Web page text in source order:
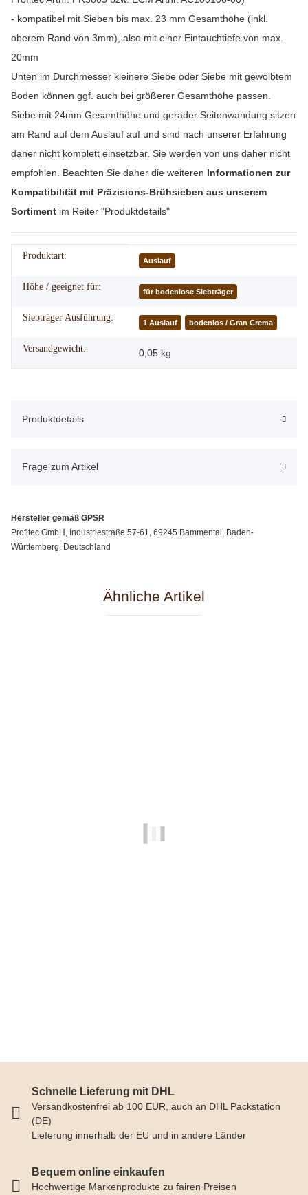
- kompatibel mit Sieben bis max. 23 mm Gesamthöhe (inkl.
oberem Rand von 3mm), also mit einer Eintauchtiefe von max.
20mm
Unten im Durchmesser kleinere Siebe oder Siebe mit gewölbtem
Boden können ggf. auch bei größerer Gesamthöhe passen.
Siebe mit 24mm Gesamthöhe und gerader Seitenwandung sitzen
am Rand auf dem Auslauf auf und sind nach unserer Erfahrung
daher nicht komplett einsetzbar. Sie werden von uns daher nicht
empfohlen. Beachten Sie daher die weiteren Informationen zur
Kompatibilität mit Präzisions-Brühsieben aus unserem
Sortiment im Reiter "Produktdetails"
Produkteigenschaft
Wert
Produktart: Auslauf
Höhe / geeignet für: für bodenlose Siebträger
Siebträger Ausführung: 1 Auslauf bodenlos / Gran Crema
Versandgewicht: 0,05 kg
Produktdetails
Frage zum Artikel
Hersteller gemäß GPSR
Profitec GmbH, Industriestraße 57-61, 69245 Bammental, Baden-
Württemberg, Deutschland
Ähnliche Artikel
Schnelle Lieferung mit DHL
Versandkostenfrei ab 100 EUR, auch an DHL Packstation
(DE)
Lieferung innerhalb der EU und in andere Länder
Bequem online einkaufen
Hochwertige Markenprodukte zu fairen Preisen